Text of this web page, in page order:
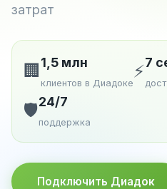
затрат
🏢 1,5 млн
клиентов в Диадоке
⚡7
🛡️24/7
поддержка
Подключить Диадок